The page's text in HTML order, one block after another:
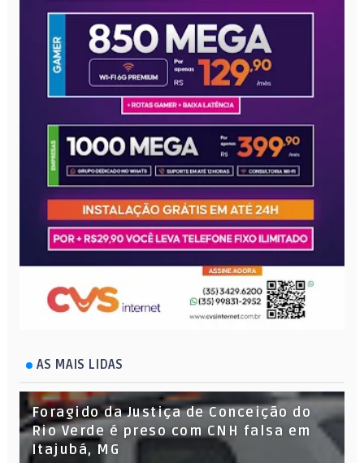
AS MAIS LIDAS
Foragido da Justiça de Conceição do
Rio Verde é preso com CNH falsa em
Itajubá, MG